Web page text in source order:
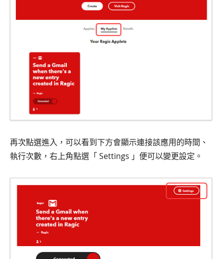
再次點選進入，可以看到下方會顯示連接該應用的時間、
執行次數，右上角點選「 Settings 」便可以變更設定。